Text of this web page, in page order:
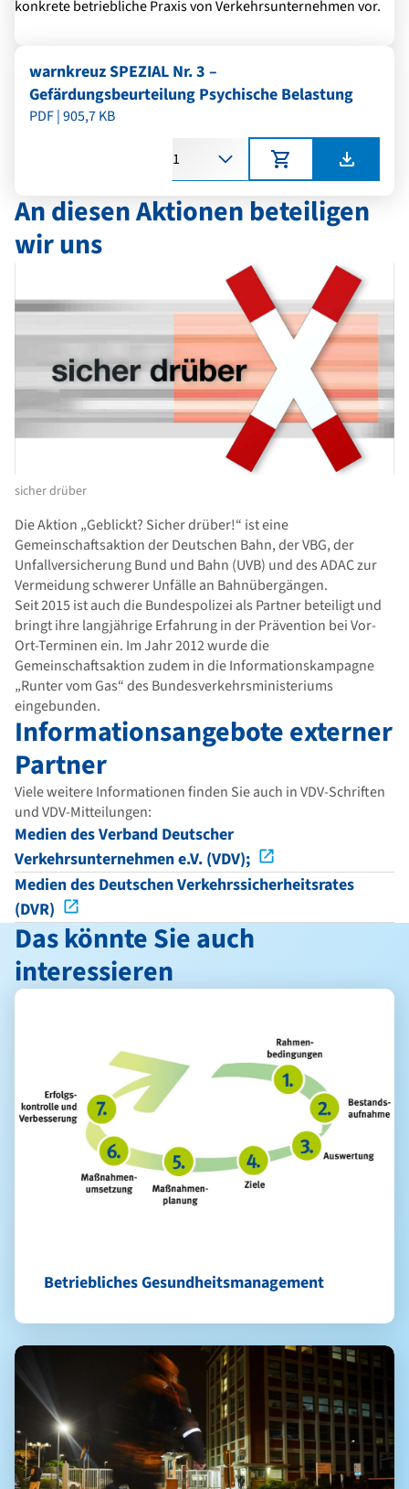
konkrete betriebliche Praxis von Verkehrsunternehmen vor.
warnkreuz SPEZIAL Nr. 3 –
Gefärdungsbeurteilung Psychische Belastung
PDF | 905,7 KB
An diesen Aktionen beteiligen
wir uns
sicher drüber
Die Aktion „Geblickt? Sicher drüber!“ ist eine
Gemeinschaftsaktion der Deutschen Bahn, der VBG, der
Unfallversicherung Bund und Bahn (UVB) und des ADAC zur
Vermeidung schwerer Unfälle an Bahnübergängen.
Seit 2015 ist auch die Bundespolizei als Partner beteiligt und
bringt ihre langjährige Erfahrung in der Prävention bei Vor-
Ort-Terminen ein. Im Jahr 2012 wurde die
Gemeinschaftsaktion zudem in die Informationskampagne
„Runter vom Gas“ des Bundesverkehrsministeriums
eingebunden.
Informationsangebote externer
Partner
Viele weitere Informationen finden Sie auch in VDV-Schriften
und VDV-Mitteilungen:
Medien des Verband Deutscher
Verkehrsunternehmen e.V. (VDV);
Medien des Deutschen Verkehrssicherheitsrates
(DVR)
Das könnte Sie auch
interessieren
Betriebliches Gesundheitsmanagement